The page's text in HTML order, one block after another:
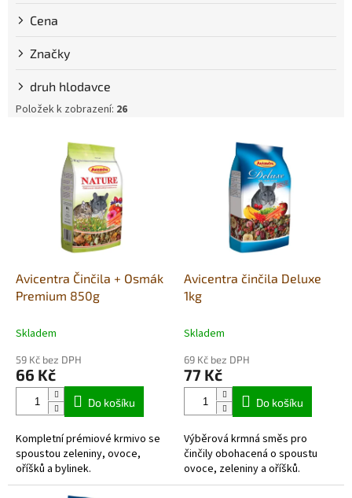
Cena
Značky
druh hlodavce
Položek k zobrazení: 26
Avicentra Činčila + Osmák
Premium 850g
Skladem
59 Kč bez DPH
66 Kč
Do košíku
Kompletní prémiové krmivo se
spoustou zeleniny, ovoce,
oříšků a bylinek.
Avicentra činčila Deluxe
1kg
Skladem
69 Kč bez DPH
77 Kč
Do košíku
Výběrová krmná směs pro
činčily obohacená o spoustu
ovoce, zeleniny a oříšků.